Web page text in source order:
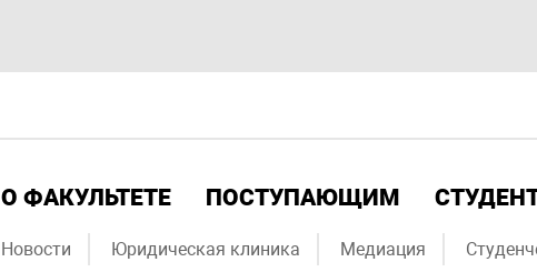
О ФАКУЛЬТЕТЕ ПОСТУПАЮЩИМ
Новости Юридическая клиника Медиация